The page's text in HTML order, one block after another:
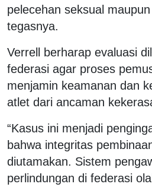
pelecehan seksual
tegasnya.
Verrell berharap evaluasi
federasi agar proses
menjamin keamanan dan
atlet dari ancaman
“Kasus ini menjadi
bahwa integritas
diutamakan. Sistem
perlindungan di federasi